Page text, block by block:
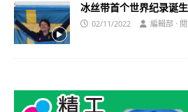
冰丝带首个世界纪录诞生
02/11/2022 編輯部 ·